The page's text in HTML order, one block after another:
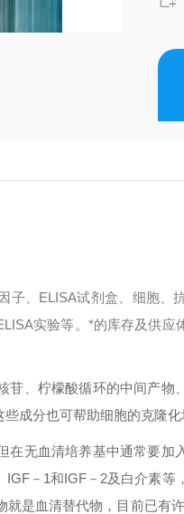
子、ELISA试剂盒、细胞、
实验等。*的库存及供
、柠檬酸循环的中间产
成分也可帮助细胞的克隆化
无血清培养基中通常要
－1和IGF－2及白介素
是血清替代物，目前已有